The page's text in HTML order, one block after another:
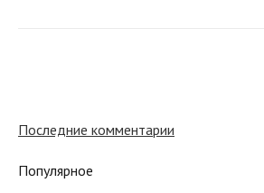
Последние комментарии
Популярное